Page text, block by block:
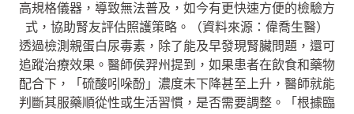
高規格儀器，導致無法普及，如今有更快速方便的檢驗方
式，協助腎友評估照護策略。（資料來源：偉喬生醫）
透過檢測親蛋白尿毒素，除了能及早發現腎臟問題，還可
追蹤治療效果。醫師侯羿州提到，如果患者在飲食和藥物
配合下，「硫酸吲哚酚」濃度未下降甚至上升，醫師就能
判斷其服藥順從性或生活習慣，是否需要調整。「根據臨